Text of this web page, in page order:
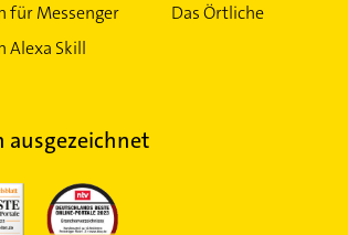
für Messenger
Alexa Skill
Das Örtliche
ausgezeichnet